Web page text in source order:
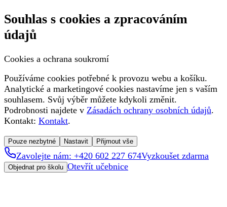
Souhlas s cookies a zpracováním
údajů
Cookies a ochrana soukromí
Používáme cookies potřebné k provozu webu a košíku.
Analytické a marketingové cookies nastavíme jen s vaším
souhlasem. Svůj výběr můžete kdykoli změnit.
Podrobnosti najdete v Zásadách ochrany osobních údajů.
Kontakt: Kontakt.
Pouze nezbytné Nastavit Přijmout vše
Zavolejte nám: +420 602 227 674Vyzkoušet zdarma
Objednat pro školu Otevřít učebnice